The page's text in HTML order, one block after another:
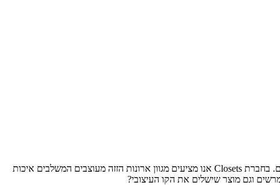
במרוצת השנים ארונות קיר עברו שינויים רבים והפכו לרהיטים פרקטיים ודקורטיביים בעלי נוכחות משמעותית בחלל הבית, ממש כמו טפטים מעוצבים. בחברת Closets אנו מציעים מגוון ארונות הזזה מעוצבים המשלבים איכות
וגם מוצר שישלים את הקו העיצובי?